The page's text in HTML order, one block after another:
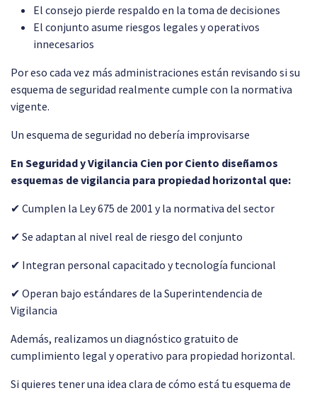
El consejo pierde respaldo en la toma de decisiones
El conjunto asume riesgos legales y operativos
innecesarios
Por eso cada vez más administraciones están revisando si su
esquema de seguridad realmente cumple con la normativa
vigente.
Un esquema de seguridad no debería improvisarse
En Seguridad y Vigilancia Cien por Ciento diseñamos
esquemas de vigilancia para propiedad horizontal que:
✔ Cumplen la Ley 675 de 2001 y la normativa del sector
✔ Se adaptan al nivel real de riesgo del conjunto
✔ Integran personal capacitado y tecnología funcional
✔ Operan bajo estándares de la Superintendencia de
Vigilancia
Además, realizamos un diagnóstico gratuito de
cumplimiento legal y operativo para propiedad horizontal.
Si quieres tener una idea clara de cómo está tu esquema de